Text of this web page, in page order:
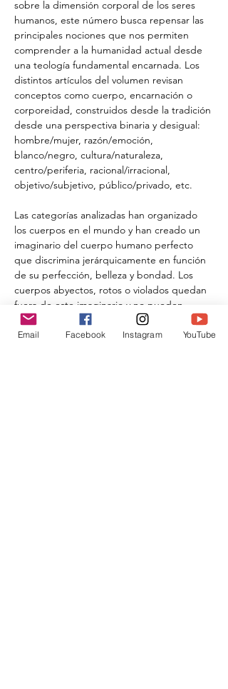
sobre la dimensión corporal de los seres
humanos, este número busca repensar las
principales nociones que nos permiten
comprender a la humanidad actual desde
una teología fundamental encarnada. Los
distintos artículos del volumen revisan
conceptos como cuerpo, encarnación o
corporeidad, construidos desde la tradición
desde una perspectiva binaria y desigual:
hombre/mujer, razón/emoción,
blanco/negro, cultura/naturaleza,
centro/periferia, racional/irracional,
objetivo/subjetivo, público/privado, etc.
Las categorías analizadas han organizado
los cuerpos en el mundo y han creado un
imaginario del cuerpo humano perfecto
que discrimina jerárquicamente en función
de su perfección, belleza y bondad. Los
cuerpos abyectos, rotos o violados quedan
fuera de este imaginario y no pueden
establecer una relación adecuada con Dios.
LEER MÁS >
Email Facebook Instagram YouTube